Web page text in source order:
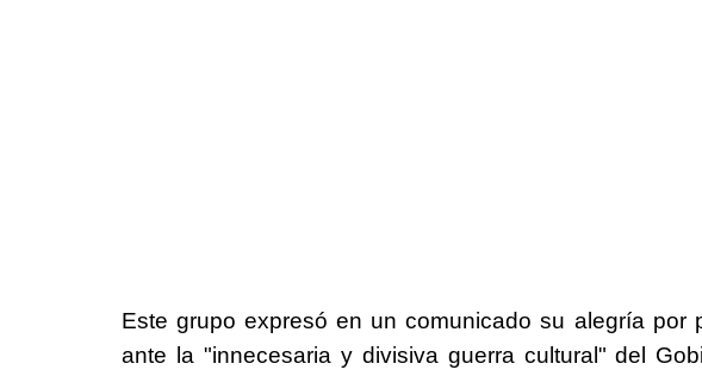
Este grupo expresó en un comunicado su alegría por
ante la "innecesaria y divisiva guerra cultural" del